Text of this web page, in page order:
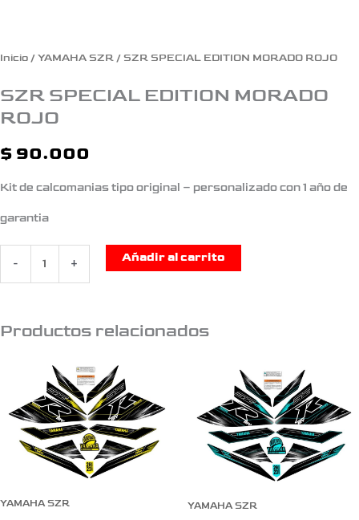
Inicio / YAMAHA SZR / SZR SPECIAL EDITION MORADO ROJO
SZR SPECIAL EDITION MORADO
ROJO
$ 90.000
Kit de calcomanias tipo original – personalizado con 1 año de
garantia
- +
Añadir al carrito
Productos relacionados
YAMAHA SZR YAMAHA SZR